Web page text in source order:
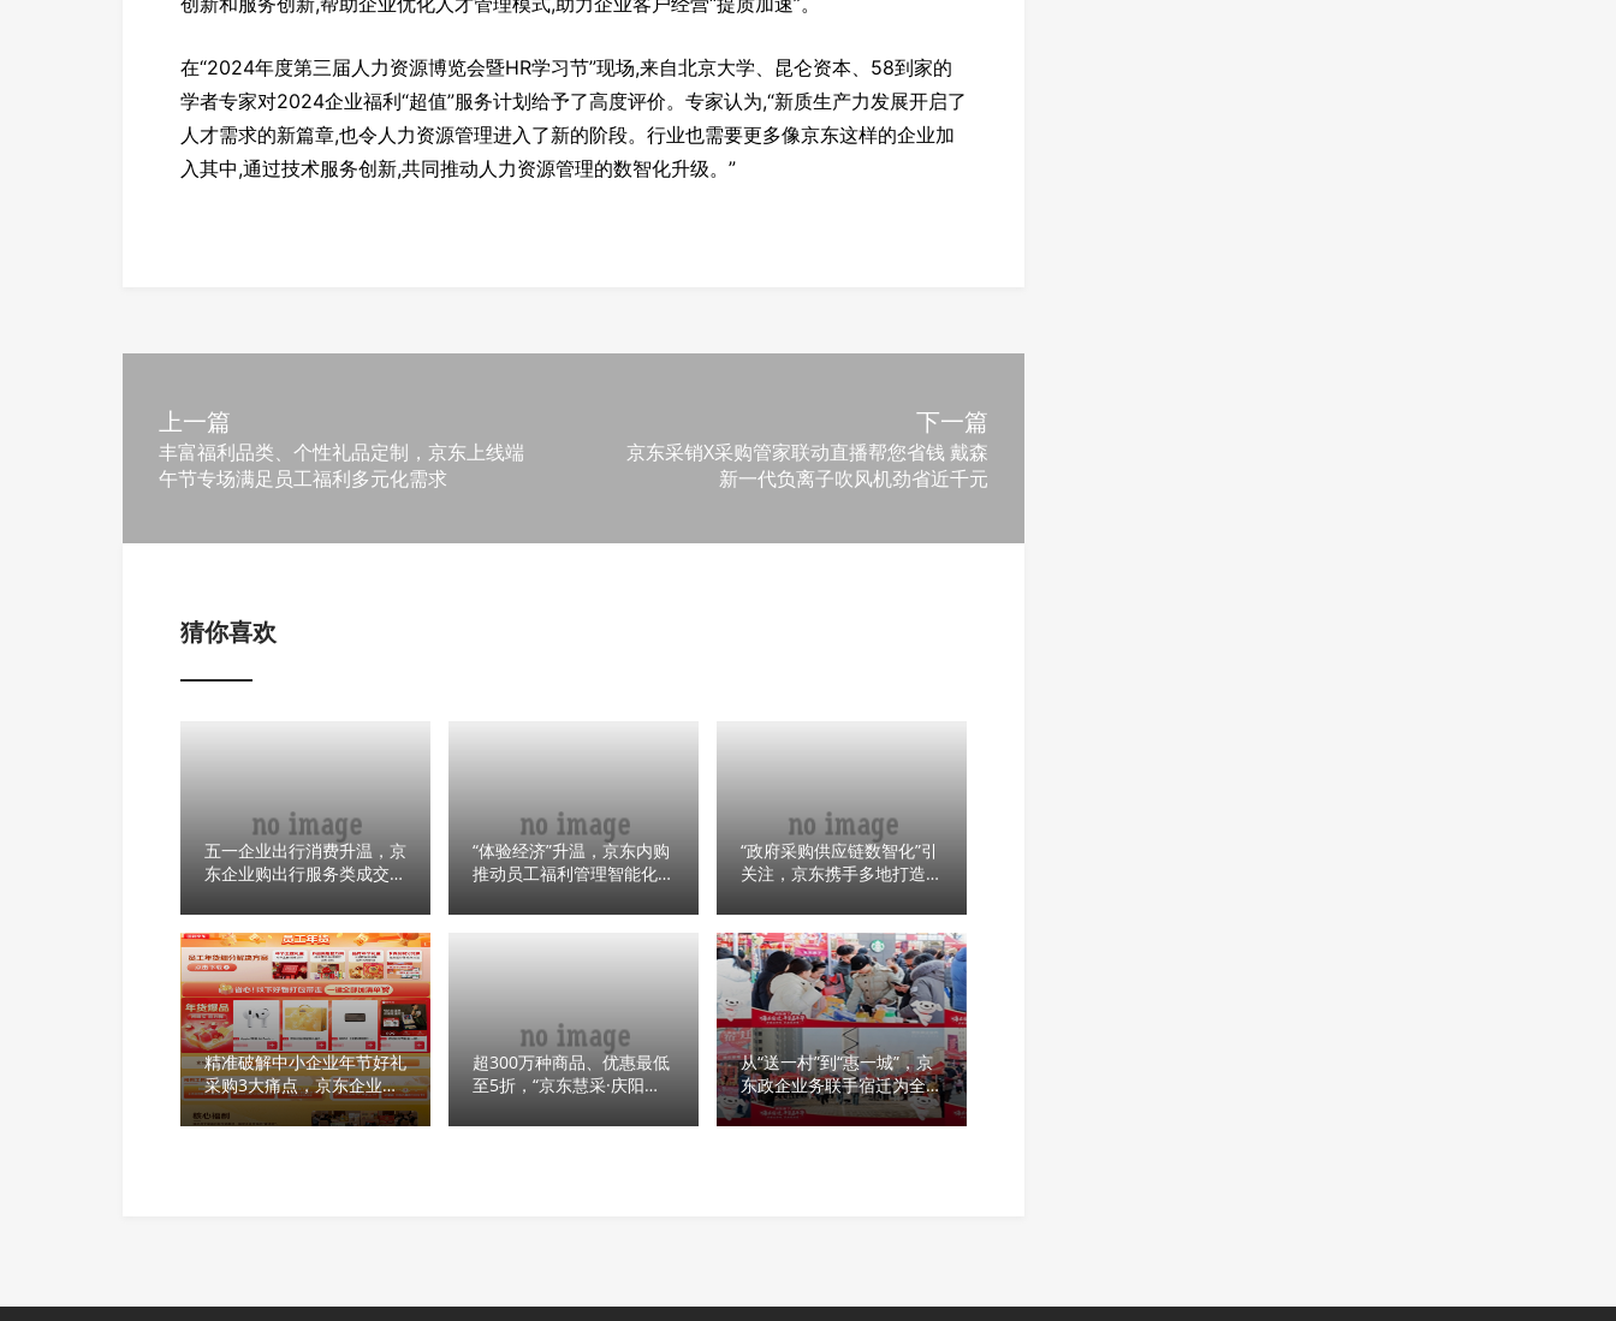
在“2024年度第三届人力资源博览会暨HR学习节”现场,来自北京大学、昆仑资本、58到家的
学者专家对2024企业福利“超值”服务计划给予了高度评价。专家认为,“新质生产力发展开启了
人才需求的新篇章,也令人力资源管理进入了新的阶段。行业也需要更多像京东这样的企业加
入其中,通过技术服务创新,共同推动人力资源管理的数智化升级。”
上一篇
丰富福利品类、个性礼品定制，京东上线端
午节专场满足员工福利多元化需求
下一篇
京东采销X采购管家联动直播帮您省钱 戴森
新一代负离子吹风机劲省近千元
猜你喜欢
五一企业出行消费升温，京
东企业购出行服务类成交额
“体验经济”升温，京东内购
推动员工福利管理智能化升
“政府采购供应链数智化”引
关注，京东携手多地打造城
精准破解中小企业年节好礼
采购3大痛点，京东企业购
打造年货节场景解决方案
超300万种商品、优惠最低
至5折，“京东慧采·庆阳
从“送一村”到“惠一城”，京
东政企业务联手宿迁为全市
2000+企业带去实惠年货